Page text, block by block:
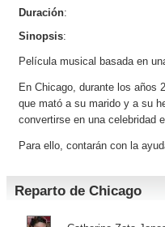
Duración:
Sinopsis:
Película musical basada en
En Chicago, durante los años
que mató a su marido y a su
convertirse en una celebridad
Para ello, contarán con la
Reparto de Chicago